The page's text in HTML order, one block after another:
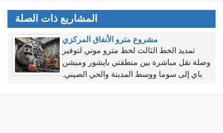
المشاريع ذات الصلة
مشروع مترو الأنفاق المركزي
تمديد الخط الثالث لخط مترو موني لتوفير
وصلة نقل مباشرة بين منطقتي بايشور وميشن
باي إلى سوما ووسط المدينة والحي الصيني.